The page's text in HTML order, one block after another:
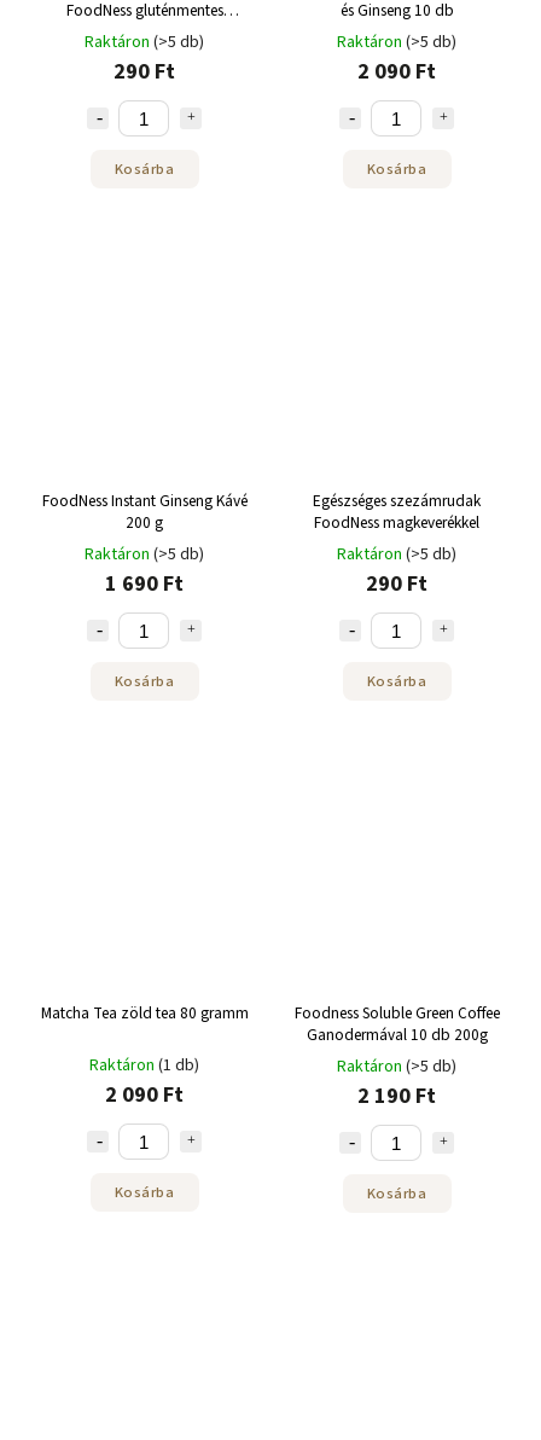
FoodNess gluténmentes
szezámrúd szezámmag 30g
Raktáron (>5 db)
290 Ft
Kosárba
és Ginseng 10 db
Raktáron (>5 db)
2 090 Ft
Kosárba
FoodNess Instant Ginseng Kávé
200 g
Raktáron (>5 db)
1 690 Ft
Kosárba
Egészséges szezámrudak
FoodNess magkeverékkel
Raktáron (>5 db)
290 Ft
Kosárba
Matcha Tea zöld tea 80 gramm
Raktáron (1 db)
2 090 Ft
Kosárba
Foodness Soluble Green Coffee
Ganodermával 10 db 200g
Raktáron (>5 db)
2 190 Ft
Kosárba